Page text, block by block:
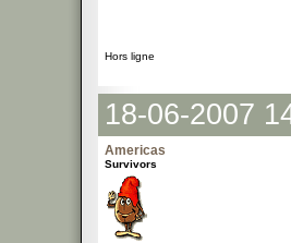
Hors ligne
18-06-2007
Americas
Survivors